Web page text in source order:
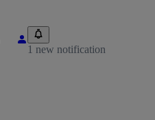
1 new notification